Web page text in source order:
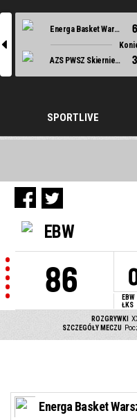
l
Energa Basket Warszawa
AZS PWSZ Skierniewice
SPORTLIVE
EBW
86 EBW
ŁKS
ROZGRYWKI
SZCZEGÓŁY MECZU
Energa Basket